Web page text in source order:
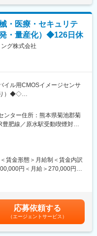
点です。技術開発では失敗は
せずに、そこから多くを学び
開発環境です。
ら評価までの開発に関わる業
業務
ステム開発にかかわる業務
点との交流もあり、出張の
を想定しています。
をリードする役割
ックをリードする役割
)をリードする役割
担当する役割
ション、性能評価を担当す
術・プロセスノウハウや設
を身に着けることができま
との関係からシリコンフォト
むことができます。海外拠点
・医療・セキュリテ
・量産化）◆126日休
グ株式会社
ル用CMOSイメージセンサ
り）◆◇
ンサーの新製品開発を行って
要拡大および顧客ニーズの
発エンジニアを募集していま
、新しいセンサデバイス開発
行動するアクティブに取り組
ております。
れるイメージセンサーにおい
産導入、製品化業務をご担当
ンター住所：熊本県菊池郡菊
肥線／原水駅受動喫煙対
文参照
賃金形態＞月給制＜賃金内訳
円＜月給＞270,000円～
ル：644万円上級担当者レベ
903万円賃金はあくまでも目
する可能性があります。月給
。
応募依頼する
（エージェントサービス）